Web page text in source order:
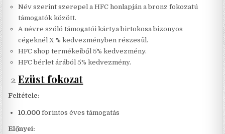
Név szerint szerepel a HFC honlapján a bronz fokozatú
támogatók között.
A névre szóló támogatói kártya birtokosa bizonyos
cégeknél X % kedvezményben részesül.
HFC shop termékeiből 5% kedvezmény.
HFC bérlet árából 5% kedvezmény.
Ezüst fokozat
Feltétele:
10.000 forintos éves támogatás
Előnyei: